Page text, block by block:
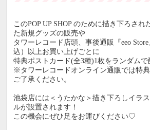
このPOP UP SHOP のために描き下ろされ
た新規グッズの販売や
タワーレコード店頭、事後通販『eeo
込）以上お買い上げごとに
特典ポストカード(全3種)1枚をランダムで
※タワーレコードオンライン通販では特
ご了承ください。
池袋店には＜うたかな＞描き下ろしイラ
ルが設置されます！
この機会にぜひ足をお運びください♡